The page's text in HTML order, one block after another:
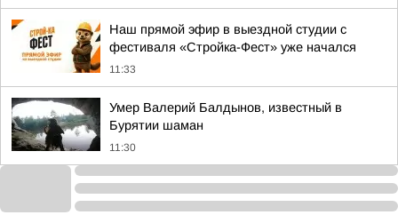
Наш прямой эфир в выездной студии с
фестиваля «Стройка-Фест» уже начался
11:33
Умер Валерий Балдынов, известный в
Бурятии шаман
11:30